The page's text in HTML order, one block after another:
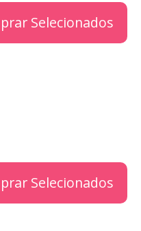
Selecionados
Selecionados